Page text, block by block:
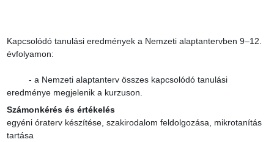
Kapcsolódó tanulási eredmények a Nemzeti alaptantervben 9–12.
évfolyamon:
- a Nemzeti alaptanterv összes kapcsolódó tanulási
eredménye megjelenik a kurzuson.
Számonkérés és értékelés
egyéni óraterv készítése, szakirodalom feldolgozása, mikrotanítás
tartása